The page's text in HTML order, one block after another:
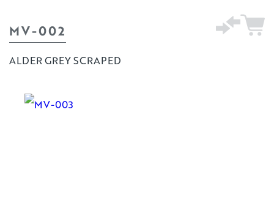
MV-002
ALDER GREY SCRAPED